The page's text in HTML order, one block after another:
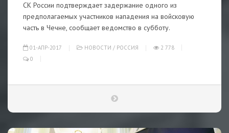
СК России подтверждает задержание одного из
предполагаемых участников нападения на войсковую
часть в Чечне, сообщает ведомство в субботу.
01-АПР-2017 НОВОСТИ / РОССИЯ
2 778
0